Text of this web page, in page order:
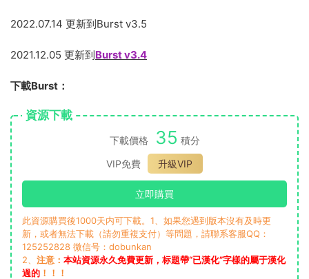
2022.07.14 更新到Burst v3.5
2021.12.05 更新到Burst v3.4
下載Burst：
資源下載
下載價格 35 積分
VIP免費
升級VIP
立即購買
此資源購買後1000天内可下載。1、如果您遇到版本沒有及時更
新，或者無法下載（請勿重複支付）等問題，請聯系客服QQ：
125252828 微信号：dobunkan
2、 注意： 本站資源永久免費更新，标題帶“已漢化”字樣的屬于漢化
過的 ！！！